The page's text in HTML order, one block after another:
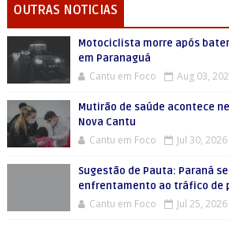
OUTRAS NOTICIAS
Motociclista morre após
em Paranaguá
Cantu em Foco Aug 03,
Mutirão de saúde acontece
Nova Cantu
Cantu em Foco Jul 30, 2026
Sugestão de Pauta: Paraná
enfrentamento ao tráfico de
Cantu em Foco Jul 25, 2026